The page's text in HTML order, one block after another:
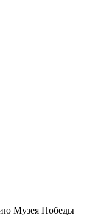
Музея Победы